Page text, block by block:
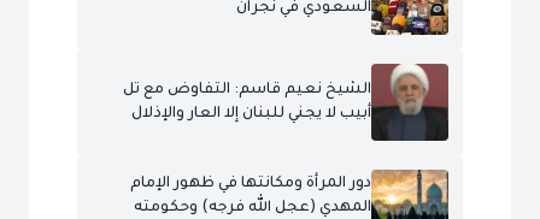
السعودي في نجران
الشيخ نعيم قاسم: التفاوض مع تل
أبيب لا يجني للبنان إلا العار والإذلال
دور المرأة ومكانتها في ظهور الإمام
المهدي (عجل الله فرجه) وحكومته